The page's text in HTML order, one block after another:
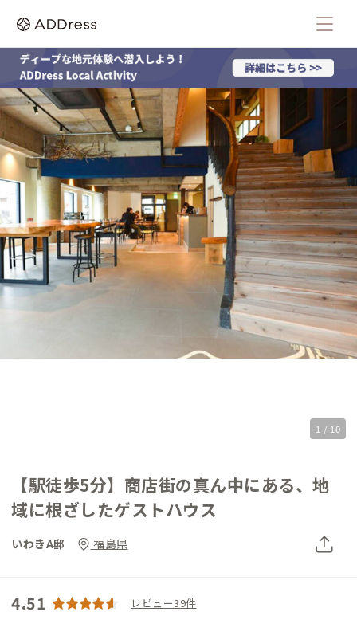
1 / 10
【駅徒歩5分】商店街の真ん中にある、地
域に根ざしたゲストハウス
いわきA邸 福島県
4.51 レビュー39件